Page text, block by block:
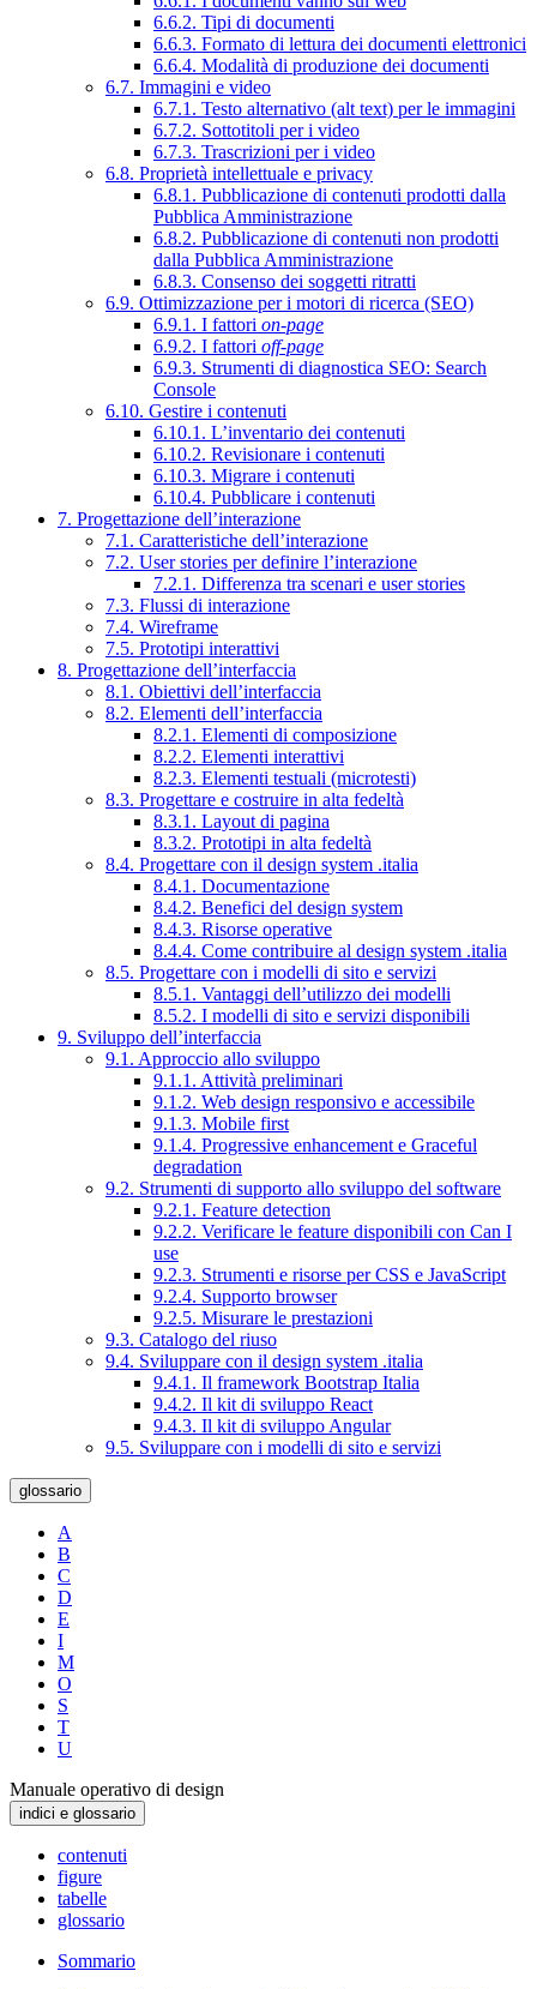
6.6.2. Tipi di documenti
6.6.3. Formato di lettura dei documenti elettronici
6.6.4. Modalità di produzione dei documenti
6.7. Immagini e video
6.7.1. Testo alternativo (alt text) per le immagini
6.7.2. Sottotitoli per i video
6.7.3. Trascrizioni per i video
6.8. Proprietà intellettuale e privacy
6.8.1. Pubblicazione di contenuti prodotti dalla
Pubblica Amministrazione
6.8.2. Pubblicazione di contenuti non prodotti
dalla Pubblica Amministrazione
6.8.3. Consenso dei soggetti ritratti
6.9. Ottimizzazione per i motori di ricerca (SEO)
6.9.1. I fattori on-page
6.9.2. I fattori off-page
6.9.3. Strumenti di diagnostica SEO: Search
Console
6.10. Gestire i contenuti
6.10.1. L’inventario dei contenuti
6.10.2. Revisionare i contenuti
6.10.3. Migrare i contenuti
6.10.4. Pubblicare i contenuti
7. Progettazione dell’interazione
7.1. Caratteristiche dell’interazione
7.2. User stories per definire l’interazione
7.2.1. Differenza tra scenari e user stories
7.3. Flussi di interazione
7.4. Wireframe
7.5. Prototipi interattivi
8. Progettazione dell’interfaccia
8.1. Obiettivi dell’interfaccia
8.2. Elementi dell’interfaccia
8.2.1. Elementi di composizione
8.2.2. Elementi interattivi
8.2.3. Elementi testuali (microtesti)
8.3. Progettare e costruire in alta fedeltà
8.3.1. Layout di pagina
8.3.2. Prototipi in alta fedeltà
8.4. Progettare con il design system .italia
8.4.1. Documentazione
8.4.2. Benefici del design system
8.4.3. Risorse operative
8.4.4. Come contribuire al design system .italia
8.5. Progettare con i modelli di sito e servizi
8.5.1. Vantaggi dell’utilizzo dei modelli
8.5.2. I modelli di sito e servizi disponibili
9. Sviluppo dell’interfaccia
9.1. Approccio allo sviluppo
9.1.1. Attività preliminari
9.1.2. Web design responsivo e accessibile
9.1.3. Mobile first
9.1.4. Progressive enhancement e Graceful
degradation
9.2. Strumenti di supporto allo sviluppo del software
9.2.1. Feature detection
9.2.2. Verificare le feature disponibili con Can I
use
9.2.3. Strumenti e risorse per CSS e JavaScript
9.2.4. Supporto browser
9.2.5. Misurare le prestazioni
9.3. Catalogo del riuso
9.4. Sviluppare con il design system .italia
9.4.1. Il framework Bootstrap Italia
9.4.2. Il kit di sviluppo React
9.4.3. Il kit di sviluppo Angular
9.5. Sviluppare con i modelli di sito e servizi
glossario
A
B
C
D
E
I
M
O
S
T
U
Manuale operativo di design
indici e glossario
contenuti
figure
tabelle
glossario
Sommario